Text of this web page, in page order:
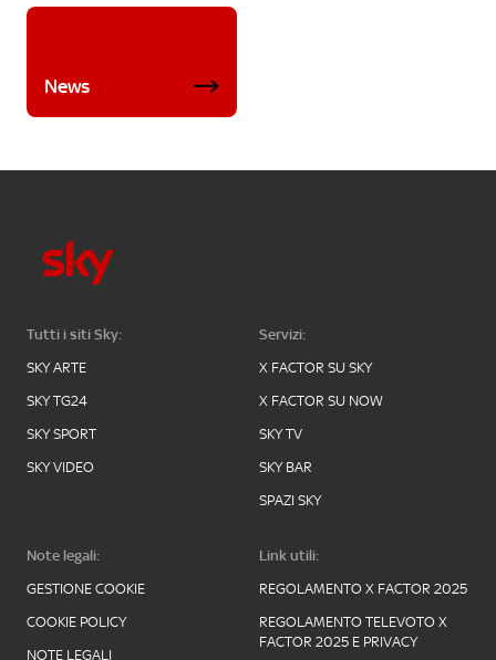
News
Tutti i siti Sky:
SKY ARTE
SKY TG24
SKY SPORT
SKY VIDEO
Servizi:
X FACTOR SU SKY
X FACTOR SU NOW
SKY TV
SKY BAR
SPAZI SKY
Note legali:
GESTIONE COOKIE
COOKIE POLICY
NOTE LEGALI
Link utili:
REGOLAMENTO X FACTOR 2025
REGOLAMENTO TELEVOTO X
FACTOR 2025 E PRIVACY